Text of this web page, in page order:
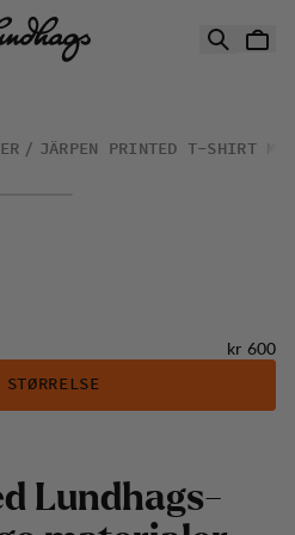
JÄRPEN PRINTED T-SHIRT M
Pris:
kr 600
d Lundhags-